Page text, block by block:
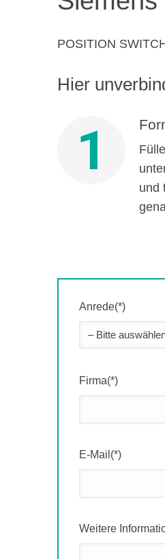
POSITION
Hier
1
und
Anrede(*)
Firma(*)
E-Mail(*)
Weitere